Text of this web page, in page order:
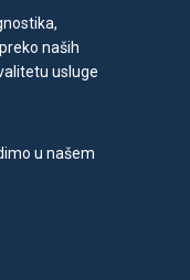
naših
usluge
u našem